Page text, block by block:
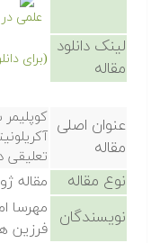
علمی در LaTeX
لینک دانلود
مقاله
(برای
عنوان اصلی
مقاله
تعلیقی
نوع مقاله مقاله
نویسندگان
مهرسا
فرزین